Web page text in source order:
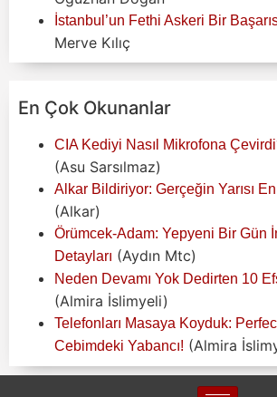
İstanbul’un Fethi Askeri Bir
Merve Kılıç
En Çok Okunanlar
CIA Kediyi Nasıl Mikrofona
(Asu Sarsılmaz)
Alkar Bildiriyor: Gerçeğin Yarısı
(Alkar)
Örümcek-Adam: Yepyeni Bir Gün
Detayları (Aydın Mtc)
Neden Devamı Yok Dedirten 10
(Almira İslimyeli)
Telefonları Masaya Koyduk:
Cebimdeki Yabancı! (Almira